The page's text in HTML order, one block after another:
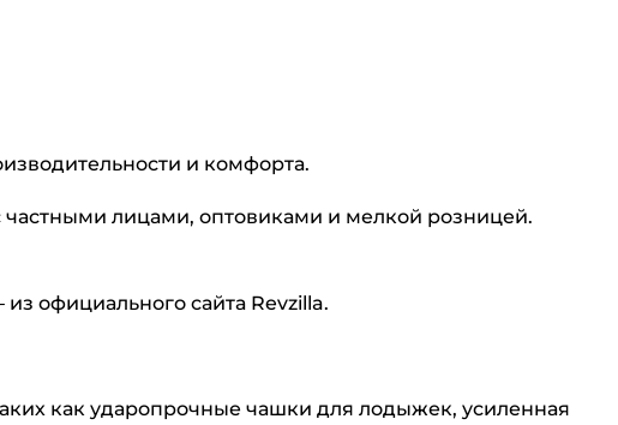
и комфорта.
частными лицами, оптовиками и мелкой розницей.
официального сайта Revzilla.
как ударопрочные чашки для лодыжек, усиленная